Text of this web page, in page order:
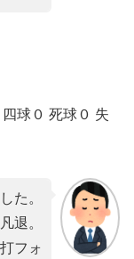
球０ 死球０ 失
た。
退。
フォ